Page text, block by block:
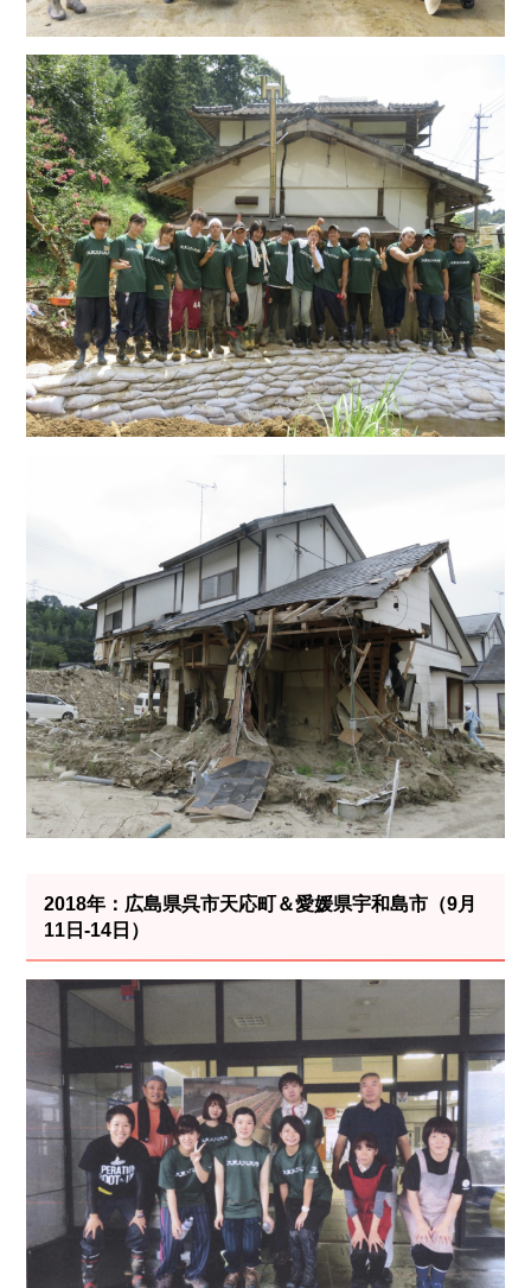
2018年：広島県呉市天応町＆愛媛県宇和島市（9月
11日-14日）